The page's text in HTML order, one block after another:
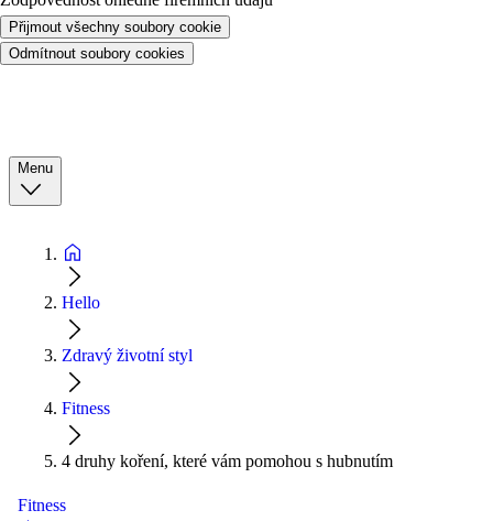
Přijmout všechny soubory cookie
Odmítnout soubory cookies
Menu
Hello
Zdravý životní styl
Fitness
4 druhy koření, které vám pomohou s hubnutím
Fitness